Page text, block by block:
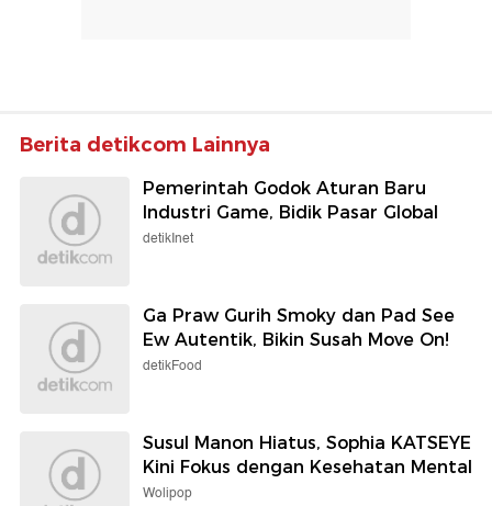
Berita detikcom Lainnya
Pemerintah Godok Aturan Baru
Industri Game, Bidik Pasar Global
detikInet
Ga Praw Gurih Smoky dan Pad See
Ew Autentik, Bikin Susah Move On!
detikFood
Susul Manon Hiatus, Sophia KATSEYE
Kini Fokus dengan Kesehatan Mental
Wolipop